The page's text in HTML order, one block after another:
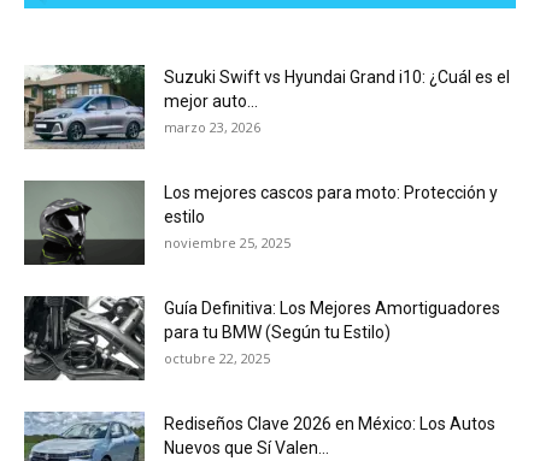
Suzuki Swift vs Hyundai Grand i10: ¿Cuál es el
mejor auto...
marzo 23, 2026
Los mejores cascos para moto: Protección y
estilo
noviembre 25, 2025
Guía Definitiva: Los Mejores Amortiguadores
para tu BMW (Según tu Estilo)
octubre 22, 2025
Rediseños Clave 2026 en México: Los Autos
Nuevos que Sí Valen...